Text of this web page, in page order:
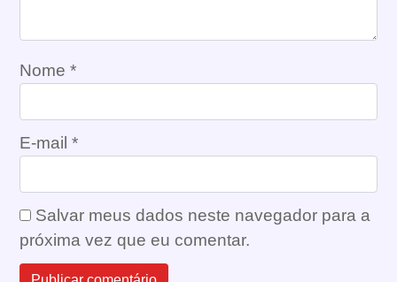
Nome *
E-mail *
Salvar meus dados neste navegador para a
próxima vez que eu comentar.